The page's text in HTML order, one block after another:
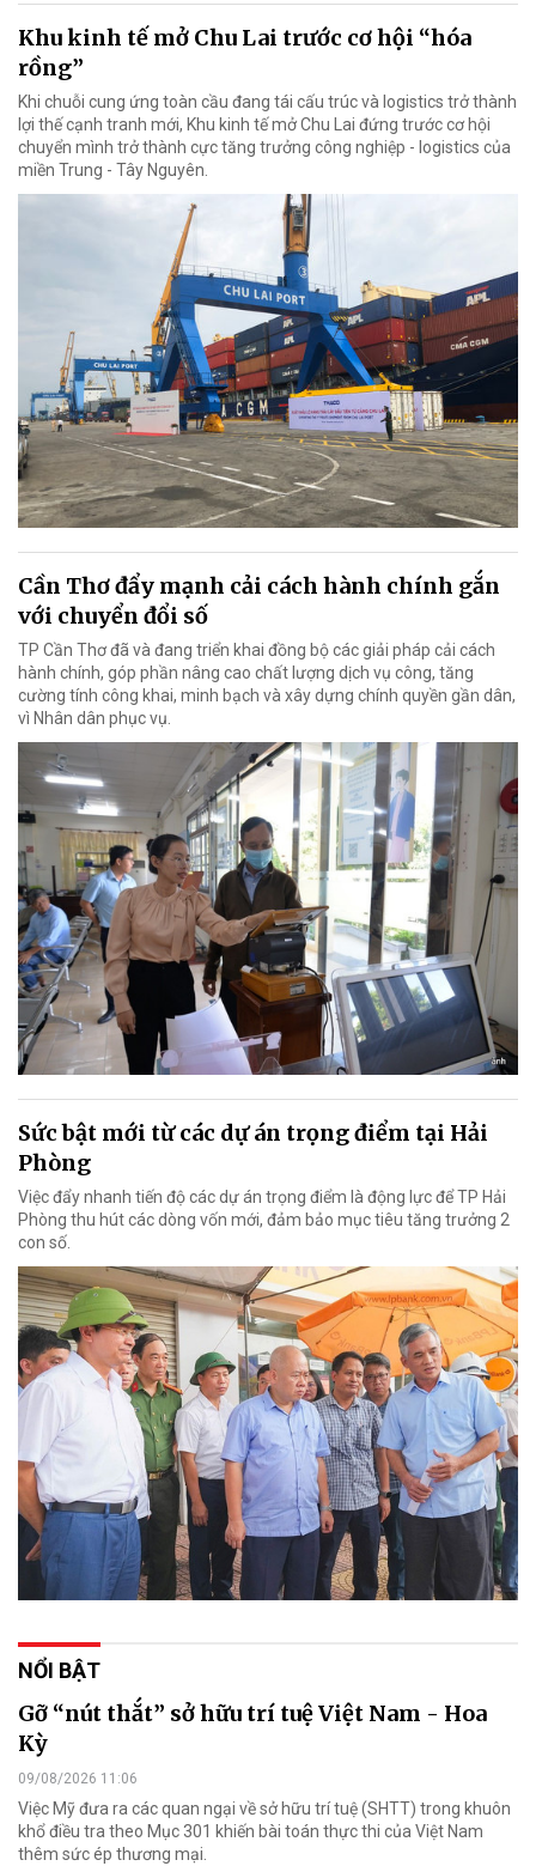
Khu kinh tế mở Chu Lai trước cơ hội “hóa
rồng”
Khi chuỗi cung ứng toàn cầu đang tái cấu trúc và logistics trở thành
lợi thế cạnh tranh mới, Khu kinh tế mở Chu Lai đứng trước cơ hội
chuyển mình trở thành cực tăng trưởng công nghiệp - logistics của
miền Trung - Tây Nguyên.
Cần Thơ đẩy mạnh cải cách hành chính gắn
với chuyển đổi số
TP Cần Thơ đã và đang triển khai đồng bộ các giải pháp cải cách
hành chính, góp phần nâng cao chất lượng dịch vụ công, tăng
cường tính công khai, minh bạch và xây dựng chính quyền gần dân,
vì Nhân dân phục vụ.
Sức bật mới từ các dự án trọng điểm tại Hải
Phòng
Việc đẩy nhanh tiến độ các dự án trọng điểm là động lực để TP Hải
Phòng thu hút các dòng vốn mới, đảm bảo mục tiêu tăng trưởng 2
con số.
NỔI BẬT
Gỡ “nút thắt” sở hữu trí tuệ Việt Nam - Hoa
Kỳ
09/08/2026 11:06
Việc Mỹ đưa ra các quan ngại về sở hữu trí tuệ (SHTT) trong khuôn
khổ điều tra theo Mục 301 khiến bài toán thực thi của Việt Nam
thêm sức ép thương mại.